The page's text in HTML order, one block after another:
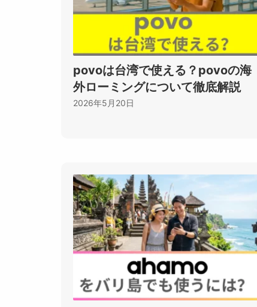
povoは台湾で使える？povoの海
外ローミングについて徹底解説
2026年5月20日